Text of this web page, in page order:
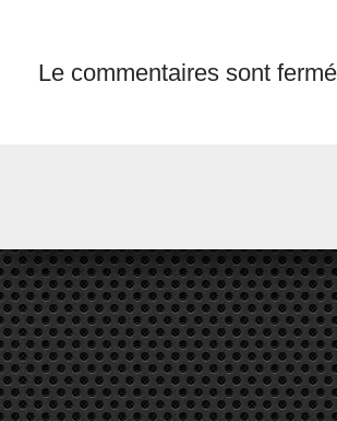
Le commentaires sont